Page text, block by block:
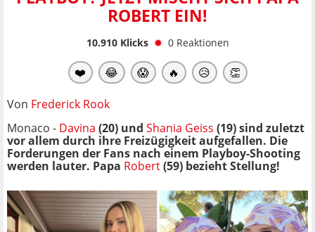
ROBERT EIN!
10.910Klicks 0 Reaktionen
❤️ 😂 😱 🔥 😥 👏
Von Frederick Rook
Monaco - Davina (20) und Shania Geiss (19) sind zuletzt
vor allem durch ihre Freizügigkeit aufgefallen. Die
Forderungen der Fans nach einem Playboy-Shooting
werden lauter. Papa Robert(59) bezieht Stellung!